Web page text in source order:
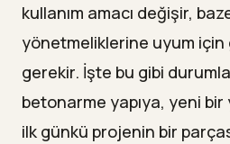
kullanım amacı değişir,
yönetmeliklerine uyum
gerekir. İşte bu gibi
betonarme yapıya, yeni bir
ilk günkü projenin bir